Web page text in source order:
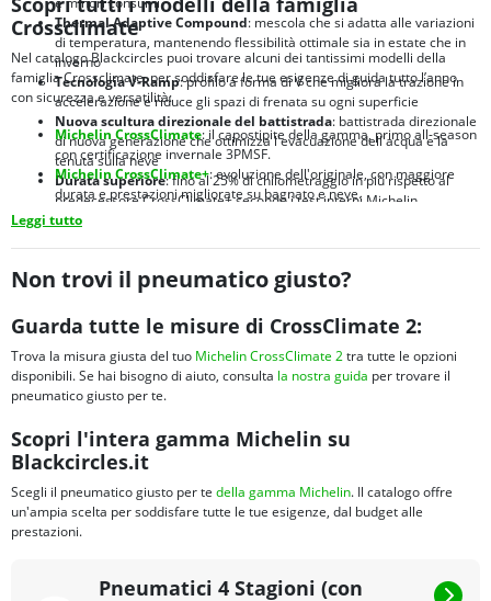
Thermal Adaptive Compound: mescola che si adatta alle variazioni
di temperatura, mantenendo flessibilità ottimale sia in estate che in
inverno
Tecnologia V-Ramp: profilo a forma di V che migliora la trazione in
accelerazione e riduce gli spazi di frenata su ogni superficie
Nuova scultura direzionale del battistrada: battistrada direzionale
di nuova generazione che ottimizza l'evacuazione dell'acqua e la
tenuta sulla neve
Durata superiore: fino al 25% di chilometraggio in più rispetto al
predecessore CrossClimate+ secondo i test interni Michelin
Brand leader mondiale
Crossclimate
Nel catalogo Blackcircles puoi trovare alcuni dei tantissimi modelli della
famiglia Crossclimate, per soddisfare le tue esigenze di guida tutto l’anno
con sicurezza e versatilità:
Michelin CrossClimate: il capostipite della gamma, primo all-season
con certificazione invernale 3PMSF.
Michelin CrossClimate+: evoluzione dell'originale, con maggiore
durata e prestazioni migliorate su bagnato e neve.
Michelin CrossClimate 2 SUV
con struttura rinforzata per carichi maggiori e spalle ottimizzate
Michelin CrossClimate 3:nuova generazione 2024 con prestazioni
migliorate su bagnato e maggiore efficienza energetica
Michelin CrossClimate Camping: sviluppato per camper e van, con
Leggi tutto
Non trovi il pneumatico giusto?
Guarda tutte le misure di CrossClimate 2:
Trova la misura giusta del tuo Michelin CrossClimate 2tra tutte le opzioni
disponibili. Se hai bisogno di aiuto, consulta la nostra guida per trovare il
pneumatico giusto per te.
Scopri l'intera gamma Michelin su
Blackcircles.it
Scegli il pneumatico giusto per te della gamma Michelin. Il catalogo offre
un'ampia scelta per soddisfare tutte le tue esigenze, dal budget alle
prestazioni.
Pneumatici 4 Stagioni (con